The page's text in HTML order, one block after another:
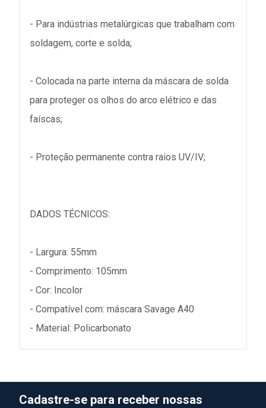
- Para indústrias metalúrgicas que trabalham com
soldagem, corte e solda;
- Colocada na parte interna da máscara de solda
para proteger os olhos do arco elétrico e das
faíscas;
- Proteção permanente contra raios UV/IV;
DADOS TÉCNICOS:
- Largura: 55mm
- Comprimento: 105mm
- Cor: Incolor
- Compatível com: máscara Savage A40
- Material: Policarbonato
Cadastre-se para receber nossas